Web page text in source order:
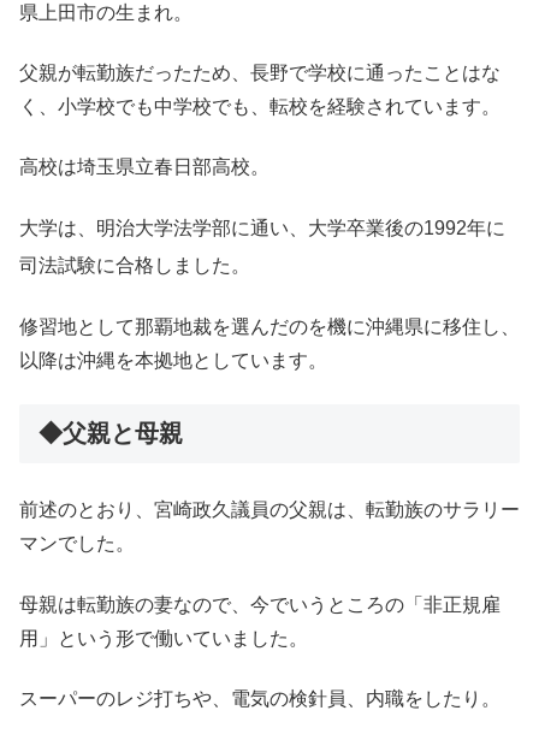
県上田市の生まれ。
父親が転勤族だったため、長野で学校に通ったことはな
く、小学校でも中学校でも、転校を経験されています。
高校は埼玉県立春日部高校。
大学は、明治大学法学部に通い、大学卒業後の1992年に
司法試験に合格しました。
修習地として那覇地裁を選んだのを機に沖縄県に移住し、
以降は沖縄を本拠地としています。
◆父親と母親
前述のとおり、宮崎政久議員の父親は、転勤族のサラリー
マンでした。
母親は転勤族の妻なので、今でいうところの「非正規雇
用」という形で働いていました。
スーパーのレジ打ちや、電気の検針員、内職をしたり。